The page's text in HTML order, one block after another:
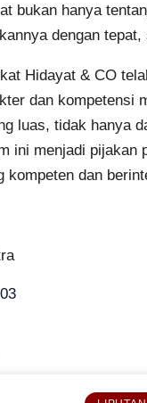
bukan hanya
dengan
Hidayat & CO
dan kompetensi
luas, tidak hanya
ini menjadi pijakan
kompeten dan